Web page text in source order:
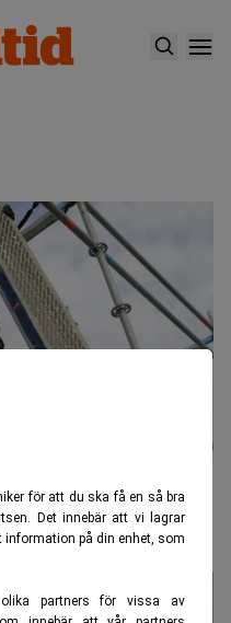
för att du ska få en så bra
Det innebär att vi lagrar
på din enhet, som
partners för vissa av
– det